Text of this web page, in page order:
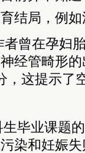
结局，例
曾在孕妇
经管畸形
，这提示了
毕业课题
染和妊娠